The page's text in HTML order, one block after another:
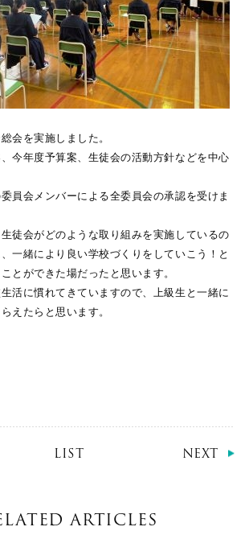
会を実施しました。
今年度予算案、生徒会の活動方針などを中心
員会メンバーによる全委員会の承認を受けま
徒会がどのような取り組みを実施しているの
一緒により良い学校づくりをしていこう！と
とができた場だったと思います。
活に慣れてきていますので、上級生と一緒に
えたらと思います。
LIST NEXT
ARTICLES